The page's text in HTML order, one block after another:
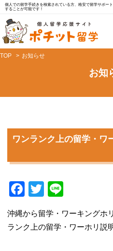
個人での留学手続きを検索されている方、格安で留学サポー
することが可能です！
TOP お知らせ
お知
ワンランク上の留学・ワ
F
c
e
T
tt
er
e
沖縄から留学・ワーキングホ
ランク上の留学・ワーホリ説